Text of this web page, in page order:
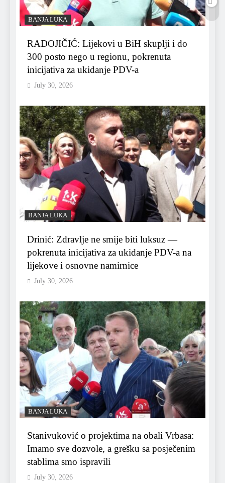
BANJA LUKA
RADOJIČIĆ: Lijekovi u BiH skuplji i do
300 posto nego u regionu, pokrenuta
inicijativa za ukidanje PDV-a
July 30, 2026
BANJA LUKA
Drinić: Zdravlje ne smije biti luksuz —
pokrenuta inicijativa za ukidanje PDV-a na
lijekove i osnovne namirnice
July 30, 2026
BANJA LUKA
Stanivuković o projektima na obali Vrbasa:
Imamo sve dozvole, a grešku sa posječenim
stablima smo ispravili
July 30, 2026